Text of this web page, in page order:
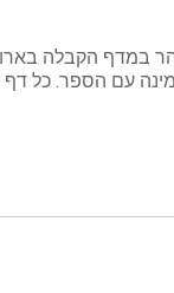
במדף הקבלה
עם הספר.